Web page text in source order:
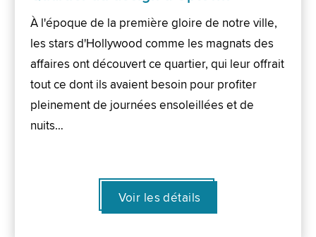
À l'époque de la première gloire de notre ville,
les stars d'Hollywood comme les magnats des
affaires ont découvert ce quartier, qui leur offrait
tout ce dont ils avaient besoin pour profiter
pleinement de journées ensoleillées et de
nuits…
Voir les détails